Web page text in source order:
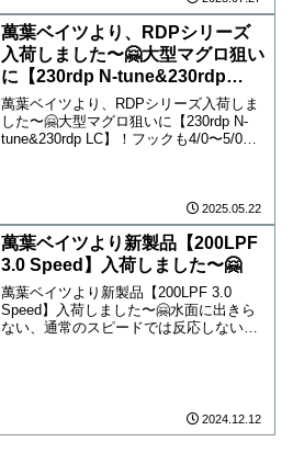
萬葉ベイツより、RDPシリーズ
入荷しました〜🤗大型マグロ狙い
に【230rdp N-tune&230rdp
LC】！
萬葉ベイツより、RDPシリーズ入荷しま
した〜🤗大型マグロ狙いに【230rdp N-
tune&230rdp LC】！フックも4/0〜5/0ク
2025.05.22
萬葉ベイツより新製品【200LPF
3.0 Speed】入荷しました〜🤗
萬葉ベイツより新製品【200LPF 3.0
Speed】入荷しました〜🤗水面に出きら
ない、通常のスピードでは反応しないモ
2024.12.12